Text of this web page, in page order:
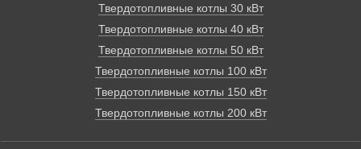
Твердотопливные котлы 30 кВт
Твердотопливные котлы 40 кВт
Твердотопливные котлы 50 кВт
Твердотопливные котлы 100 кВт
Твердотопливные котлы 150 кВт
Твердотопливные котлы 200 кВт